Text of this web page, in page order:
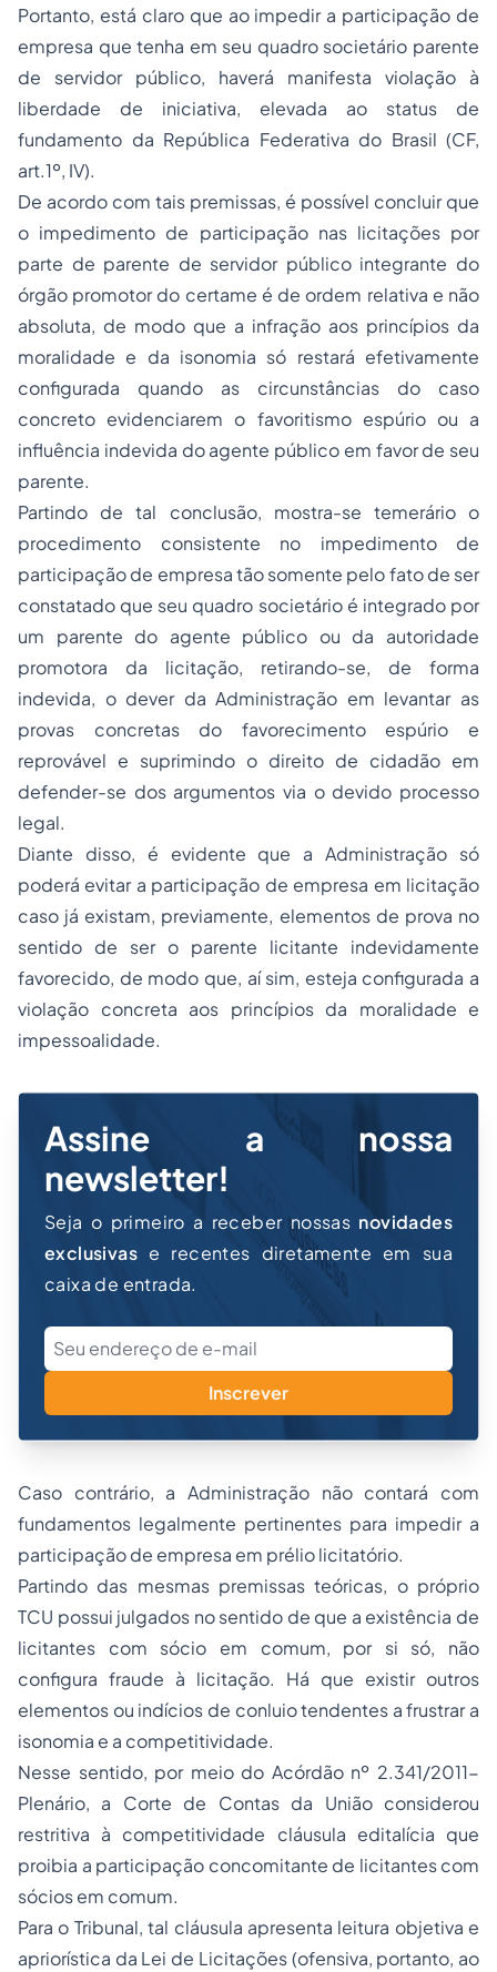
Portanto, está claro que ao impedir a participação de
empresa que tenha em seu quadro societário parente
de servidor público, haverá manifesta violação à
liberdade de iniciativa, elevada ao status de
fundamento da República Federativa do Brasil (CF,
art.1º, IV).
De acordo com tais premissas, é possível concluir que
o impedimento de participação nas licitações por
parte de parente de servidor público integrante do
órgão promotor do certame é de ordem relativa e não
absoluta, de modo que a infração aos princípios da
moralidade e da isonomia só restará efetivamente
configurada quando as circunstâncias do caso
concreto evidenciarem o favoritismo espúrio ou a
influência indevida do agente público em favor de seu
parente.
Partindo de tal conclusão, mostra-se temerário o
procedimento consistente no impedimento de
participação de empresa tão somente pelo fato de ser
constatado que seu quadro societário é integrado por
um parente do agente público ou da autoridade
promotora da licitação, retirando-se, de forma
indevida, o dever da Administração em levantar as
provas concretas do favorecimento espúrio e
reprovável e suprimindo o direito de cidadão em
defender-se dos argumentos via o devido processo
legal.
Diante disso, é evidente que a Administração só
poderá evitar a participação de empresa em licitação
caso já existam, previamente, elementos de prova no
sentido de ser o parente licitante indevidamente
favorecido, de modo que, aí sim, esteja configurada a
violação concreta aos princípios da moralidade e
impessoalidade.
Assine a nossa
newsletter!
Seja o primeiro a receber nossas novidades
exclusivas e recentes diretamente em sua
caixa de entrada.
Inscrever
Caso contrário, a Administração não contará com
fundamentos legalmente pertinentes para impedir a
participação de empresa em prélio licitatório.
Partindo das mesmas premissas teóricas, o próprio
TCU possui julgados no sentido de que a existência de
licitantes com sócio em comum, por si só, não
configura fraude à licitação. Há que existir outros
elementos ou indícios de conluio tendentes a frustrar a
isonomia e a competitividade.
Nesse sentido, por meio do Acórdão nº 2.341/2011-
Plenário, a Corte de Contas da União considerou
restritiva à competitividade cláusula editalícia que
proibia a participação concomitante de licitantes com
sócios em comum.
Para o Tribunal, tal cláusula apresenta leitura objetiva e
apriorística da Lei de Licitações (ofensiva, portanto, ao